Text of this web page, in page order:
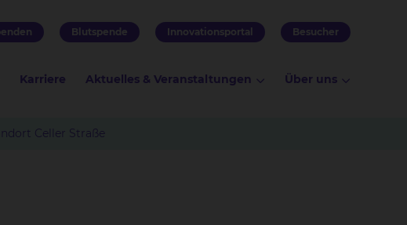
Blutspende Innovationsportal Besucher
Karriere Aktuelles & Veranstaltungen Über uns
Celler Straße